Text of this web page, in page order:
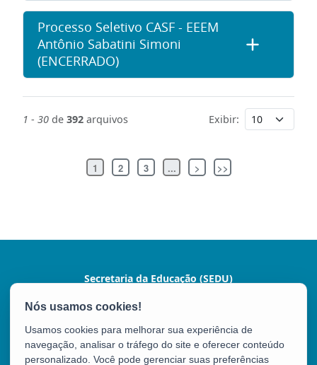
Processo Seletivo CASF - EEEM
Antônio Sabatini Simoni
(ENCERRADO)
1 - 30 de 392 arquivos Exibir:
1 2 3 ... > >>
Secretaria da Educação (SEDU)
Av. César Hilal, 1111 - Santa Lúcia
Tel.: 3636-7600 / 3636-7601
Usamos cookies para melhorar sua experiência de
navegação, analisar o tráfego do site e oferecer conteúdo
personalizado. Você pode gerenciar suas preferências